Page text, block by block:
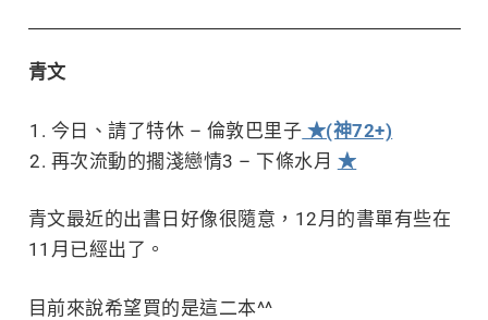
青文
今日、請了特休 – 倫敦巴里子 ★(神72+)
再次流動的擱淺戀情3 – 下條水月 ★
青文最近的出書日好像很隨意，12月的書單有些在
11月已經出了。
目前來說希望買的是這二本^^